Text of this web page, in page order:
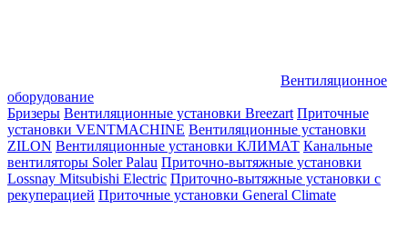
Вентиляционное
оборудование
Бризеры Вентиляционные установки Breezart Приточные
установки VENTMACHINE Вентиляционные установки
ZILON Вентиляционные установки КЛИМАТ Канальные
вентиляторы Soler Palau Приточно-вытяжные установки
Lossnay Mitsubishi Electric Приточно-вытяжные установки с
рекуперацией Приточные установки General Climate